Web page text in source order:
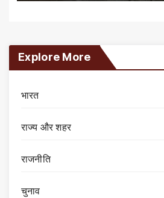
Explore More
भारत
राज्य और शहर
राजनीति
चुनाव